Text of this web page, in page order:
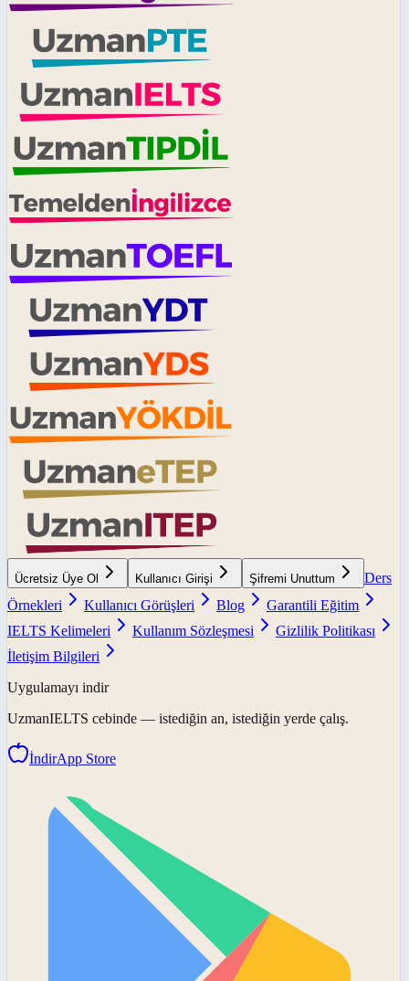
Ücretsiz Üye Ol Kullanıcı Girişi Şifremi Unuttum
Ders
Örnekleri
Kullanıcı Görüşleri Blog
Garantili Eğitim
IELTS Kelimeleri
Kullanım Sözleşmesi
Gizlilik Politikası
İletişim Bilgileri
Uygulamayı indir
UzmanIELTS cebinde — istediğin an, istediğin yerde çalış.
İndirApp Store